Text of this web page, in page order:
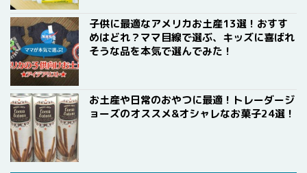
子供に最適なアメリカお土産13選！おすす
めはどれ？ママ目線で選ぶ、キッズに喜ばれ
そうな品を本気で選んでみた！
お土産や日常のおやつに最適！トレーダージ
ョーズのオススメ&オシャレなお菓子24選！